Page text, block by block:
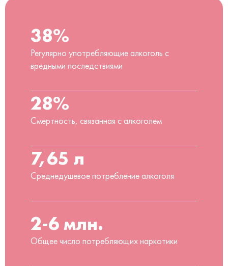
38%
Регулярно употребляющие алкоголь с
вредными последствиями
28%
Смертность, связанная с алкоголем
7,65 л
Среднедушевое потребление алкоголя
2-6 млн.
Общее число потребляющих наркотики